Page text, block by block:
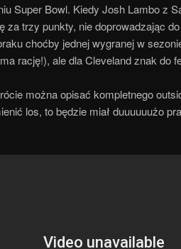
Super Bowl. Kiedy Josh Lambo z
za trzy punkty, nie doprowadzając
choćby jednej wygranej w
rację!), ale dla Cleveland znak do
można opisać kompletnego
los, to będzie miał duuuuuużo